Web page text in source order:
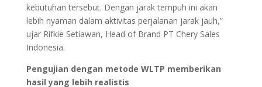
kebutuhan tersebut. Dengan jarak tempuh ini akan
lebih nyaman dalam aktivitas perjalanan jarak jauh,”
ujar Rifkie Setiawan, Head of Brand PT Chery Sales
Indonesia.
Pengujian dengan metode WLTP memberikan
hasil yang lebih realistis